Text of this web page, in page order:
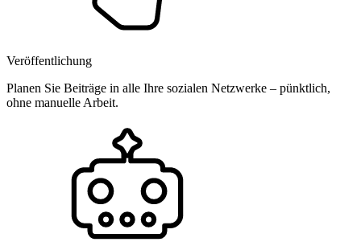
Veröffentlichung
Planen Sie Beiträge in alle Ihre sozialen Netzwerke – pünktlich,
ohne manuelle Arbeit.